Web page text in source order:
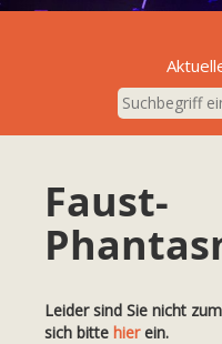
Faust-
Leider sind Sie nicht
sich bitte hierein.